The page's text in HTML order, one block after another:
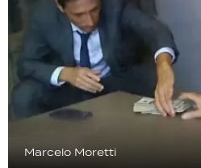
Marcelo Moretti
Seguinos